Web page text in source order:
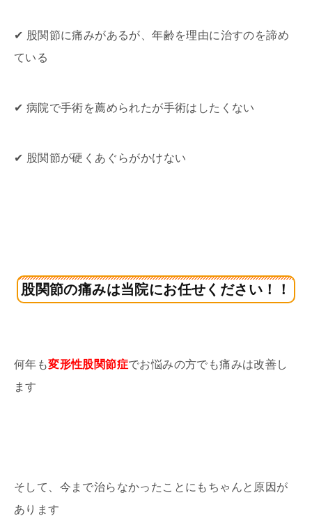
✔ 股関節に痛みがあるが、年齢を理由に治すのを諦め
ている
✔ 病院で手術を薦められたが手術はしたくない
✔ 股関節が硬くあぐらがかけない
股関節の痛みは当院にお任せください！！
何年も変形性股関節症でお悩みの方でも痛みは改善し
ます
そして、今まで治らなかったことにもちゃんと原因が
あります